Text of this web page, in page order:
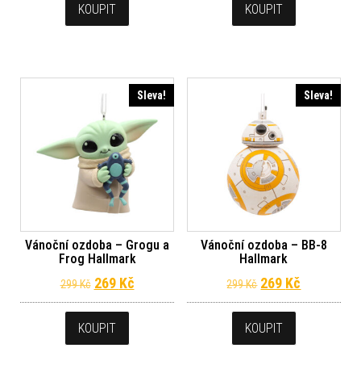
KOUPIT KOUPIT
Sleva!
Vánoční ozdoba – Grogu a
Frog Hallmark
299Kč Původní cena byla: 299 Kč.
269 KčAktuální cena je: 269 Kč.
KOUPIT
Sleva!
Vánoční ozdoba – BB-8
Hallmark
299Kč Původní cena
269 Kč
KOUPIT